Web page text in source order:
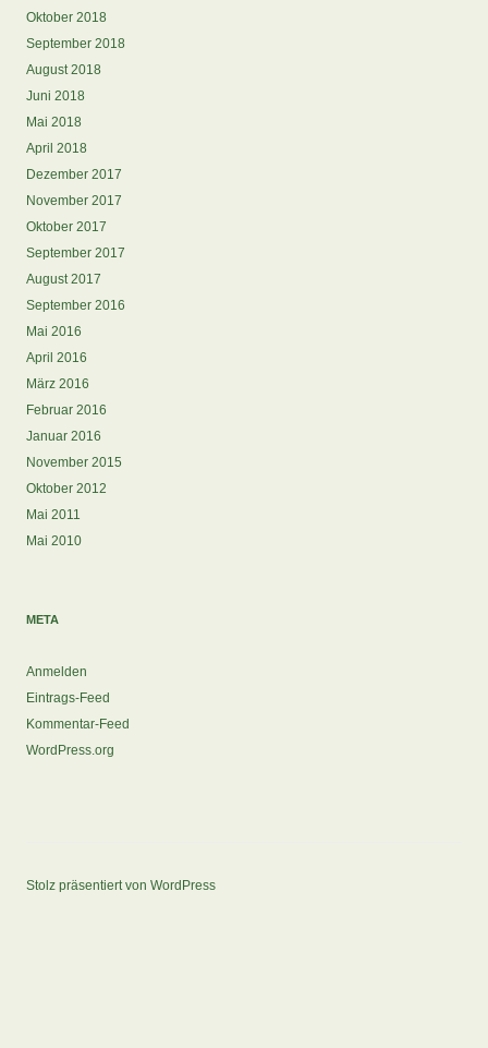
Oktober 2018
September 2018
August 2018
Juni 2018
Mai 2018
April 2018
Dezember 2017
November 2017
Oktober 2017
September 2017
August 2017
September 2016
Mai 2016
April 2016
März 2016
Februar 2016
Januar 2016
November 2015
Oktober 2012
Mai 2011
Mai 2010
META
Anmelden
Eintrags-Feed
Kommentar-Feed
WordPress.org
Stolz präsentiert von WordPress